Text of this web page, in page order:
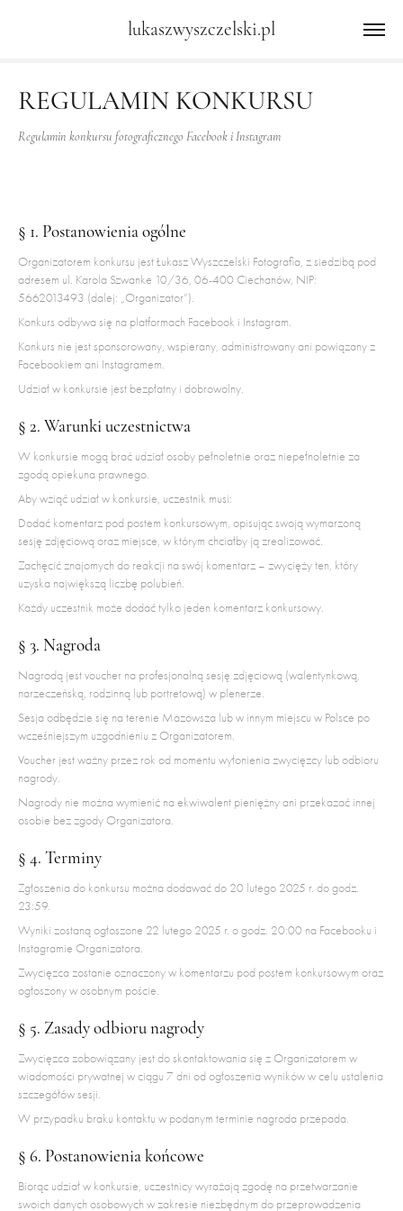
lukaszwyszczelski.pl
REGULAMIN KONKURSU
Regulamin konkursu fotograficznego Facebook i Instagram
§ 1. Postanowienia ogólne
Organizatorem konkursu jest Łukasz Wyszczelski Fotografia, z siedzibą pod
adresem ul. Karola Szwanke 10/36, 06-400 Ciechanów, NIP:
5662013493 (dalej: „Organizator”).
Konkurs odbywa się na platformach Facebook i Instagram.
Konkurs nie jest sponsorowany, wspierany, administrowany ani powiązany z
Facebookiem ani Instagramem.
Udział w konkursie jest bezpłatny i dobrowolny.
§ 2. Warunki uczestnictwa
W konkursie mogą brać udział osoby pełnoletnie oraz niepełnoletnie za
zgodą opiekuna prawnego.
Aby wziąć udział w konkursie, uczestnik musi:
Dodać komentarz pod postem konkursowym, opisując swoją wymarzoną
sesję zdjęciową oraz miejsce, w którym chciałby ją zrealizować.
Zachęcić znajomych do reakcji na swój komentarz – zwycięży ten, który
uzyska największą liczbę polubień.
Każdy uczestnik może dodać tylko jeden komentarz konkursowy.
§ 3. Nagroda
Nagrodą jest voucher na profesjonalną sesję zdjęciową (walentynkową,
narzeczeńską, rodzinną lub portretową) w plenerze.
Sesja odbędzie się na terenie Mazowsza lub w innym miejscu w Polsce po
wcześniejszym uzgodnieniu z Organizatorem.
Voucher jest ważny przez rok od momentu wyłonienia zwycięzcy lub odbioru
nagrody.
Nagrody nie można wymienić na ekwiwalent pieniężny ani przekazać innej
osobie bez zgody Organizatora.
§ 4. Terminy
Zgłoszenia do konkursu można dodawać do 20 lutego 2025 r. do godz.
23:59.
Wyniki zostaną ogłoszone 22 lutego 2025 r. o godz. 20:00 na Facebooku i
Instagramie Organizatora.
Zwycięzca zostanie oznaczony w komentarzu pod postem konkursowym oraz
ogłoszony w osobnym poście.
§ 5. Zasady odbioru nagrody
Zwycięzca zobowiązany jest do skontaktowania się z Organizatorem w
wiadomości prywatnej w ciągu 7 dni od ogłoszenia wyników w celu ustalenia
szczegółów sesji.
W przypadku braku kontaktu w podanym terminie nagroda przepada.
§ 6. Postanowienia końcowe
Biorąc udział w konkursie, uczestnicy wyrażają zgodę na przetwarzanie
swoich danych osobowych w zakresie niezbędnym do przeprowadzenia